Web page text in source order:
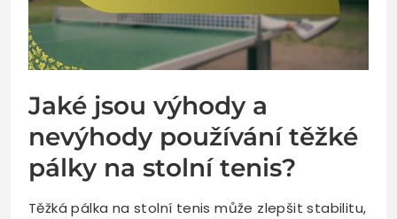
Jaké jsou výhody a
nevýhody používání těžké
pálky na stolní tenis?
Těžká pálka na stolní tenis může zlepšit stabilitu,